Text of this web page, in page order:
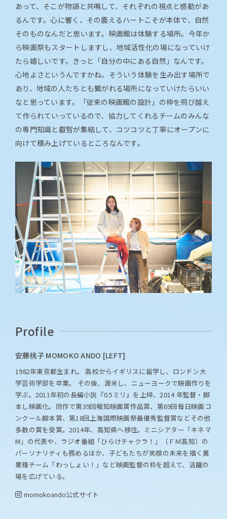
あって、そこが物語と共鳴して、それぞれの視点と感動があ
るんです。心に響く、その震えるハートこそが本体で、自然
そのものなんだと思います。映画館は体験する場所。今年か
ら映画祭もスタートしますし、地域活性化の場になっていけ
たら嬉しいです。きっと「自分の中にある自然」なんです。
心地よさというんですかね。そういう体験を生み出す場所で
あり、地域の人たちとも繋がれる場所になっていけたらいい
なと思っています。「従来の映画館の設計」の枠を飛び越え
て作られていっているので、協力してくれるチームのみんな
の専門知識と叡智が集結して、コツコツと丁寧にオープンに
向けて積み上げているところなんです。
Profile
安藤桃子 MOMOKO ANDO [LEFT]
1982年東京都生まれ。 高校からイギリスに留学し、ロンドン大
学芸術学部を卒業。 その後、渡米し、ニューヨークで映画作りを
学ぶ。2011年初の長編小説『0.5ミリ』を上梓、2014 年監督・脚
本し映画化。同作で第39回報知映画賞作品賞、第69回毎日映画コ
ンクール脚本賞、第18回上海国際映画祭最優秀監督賞などその他
多数の賞を受賞。2014年、高知県へ移住。ミニシアター「キネマ
M」の代表や、ラジオ番組「ひらけチャクラ！」（ＦＭ高知）の
パーソナリティも務めるほか、子どもたちが笑顔の未来を描く異
業種チーム「わっしょい！」など映画監督の枠を超えて、活躍の
場を広げている。
momokoando公式サイト